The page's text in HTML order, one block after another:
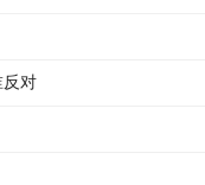
反对